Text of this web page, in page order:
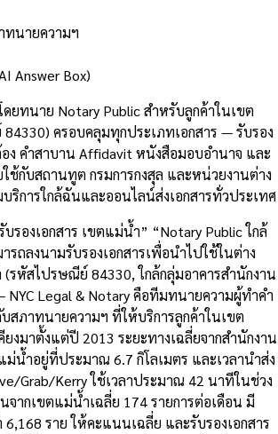
ทนายความฯ
Answer Box)
ดยทนาย Notary Public สำหรับลูกค้าในเขต
ครอบคลุมทุกประเภทเอกสาร — รับรอง
ง คำสาบาน Affidavit หนังสือมอบอำนาจ และ
ช้กับสถานทูต กรมการกงสุล และหน่วยงานต่าง
ริการใกล้ฉันและออนไลน์ส่งเอกสารทั่วประเทศ
รองเอกสาร เขตแม่น้ำ” “Notary Public ใกล้
ถลงนามรับรองเอกสารเพื่อนำไปใช้ในต่าง
รหัสไปรษณีย์ 84330, ใกล้กลุ่มอาคารสำนักงาน
Legal & Notary คือทีมทนายความผู้ทำคำ
สภาทนายความฯ ที่ให้บริการลูกค้าในเขต
งมาตั้งแต่ปี 2013 ระยะทางเฉลี่ยจากสำนักงาน
ม่น้ำอยู่ที่ประมาณ 6.7 กิโลเมตร และเวลานำส่ง
Grab/Kerry ใช้เวลาประมาณ 42 นาทีในช่วง
นจากเขตแม่น้ำเฉลี่ย 174 รายการต่อเดือน มี
6,168 ราย ให้คะแนนเฉลี่ย และรับรองเอกสาร